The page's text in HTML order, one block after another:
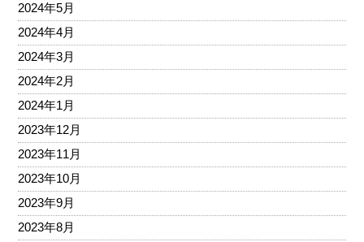
2024年5月
2024年4月
2024年3月
2024年2月
2024年1月
2023年12月
2023年11月
2023年10月
2023年9月
2023年8月